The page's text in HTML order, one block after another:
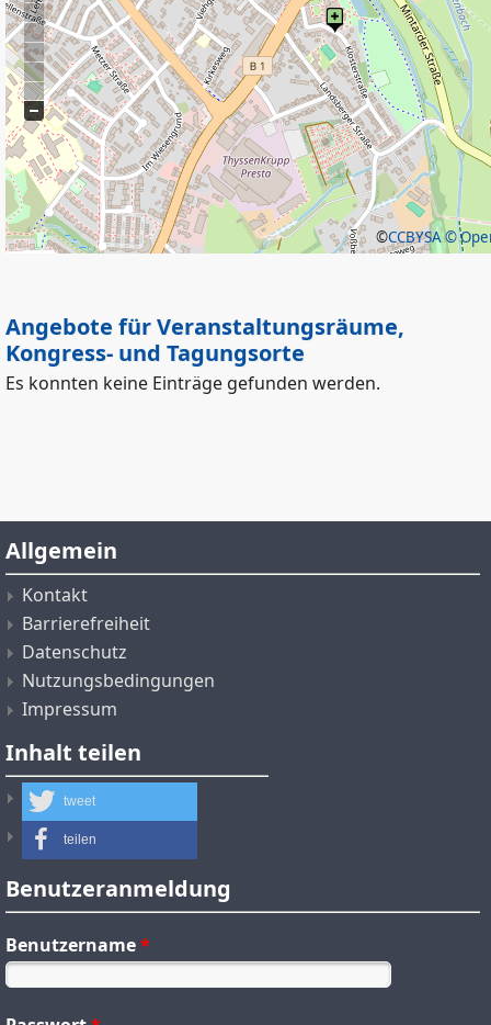
©CCBYSA©
Angebote für Veranstaltungsräume,
Kongress- und Tagungsorte
Es konnten keine Einträge gefunden werden.
Allgemein
Kontakt
Barrierefreiheit
Datenschutz
Nutzungsbedingungen
Impressum
Inhalt teilen
tweet
teilen
Benutzeranmeldung
Benutzername*